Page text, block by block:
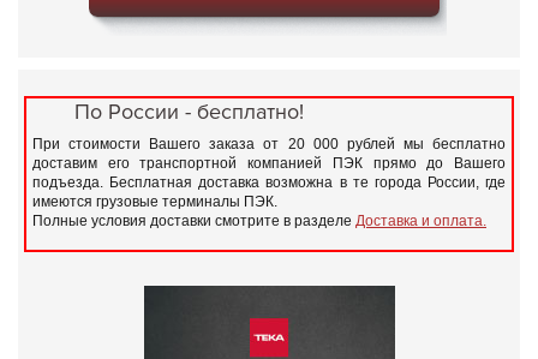
По России - бесплатно!
При стоимости Вашего заказа от 20 000 рублей мы бесплатно
доставим его транспортной компанией ПЭК прямо до Вашего
подъезда. Бесплатная доставка возможна в те города России, где
имеются грузовые терминалы ПЭК.
Полные условия доставки смотрите в разделе Доставка и оплата.